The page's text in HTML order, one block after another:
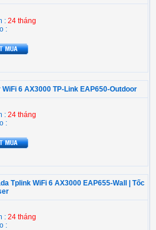
: 24 tháng
:
6 AX3000 TP-Link EAP650-Outdoor
: 24 tháng
:
Tplink WiFi 6 AX3000 EAP655-Wall | Tốc
: 24 tháng
: